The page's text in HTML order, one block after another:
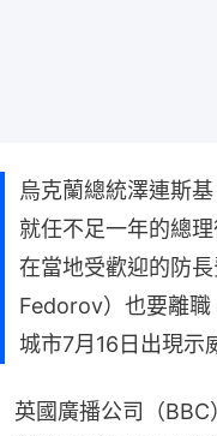
烏克蘭總統澤連斯
就任不足一年的總
在當地受歡迎的防
Fedorov）也要離職
城市7月16日出現示
英國廣播公司（